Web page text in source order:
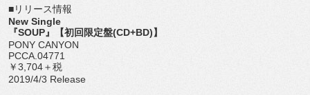
■リリース情報
New Single
『SOUP』【初回限定盤(CD+BD)】
PONY CANYON
PCCA.04771
￥3,704＋税
2019/4/3 Release